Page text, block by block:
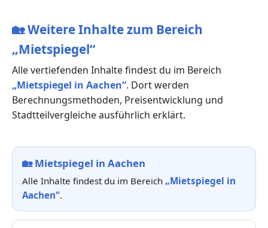
🏡Weitere Inhalte zum Bereich
„Mietspiegel“
Alle vertiefenden Inhalte findest du im Bereich
„Mietspiegel in Aachen“. Dort werden
Berechnungsmethoden, Preisentwicklung und
Stadtteilvergleiche ausführlich erklärt.
🏡Mietspiegel in Aachen
Alle Inhalte findest du im Bereich „Mietspiegel in
Aachen“.